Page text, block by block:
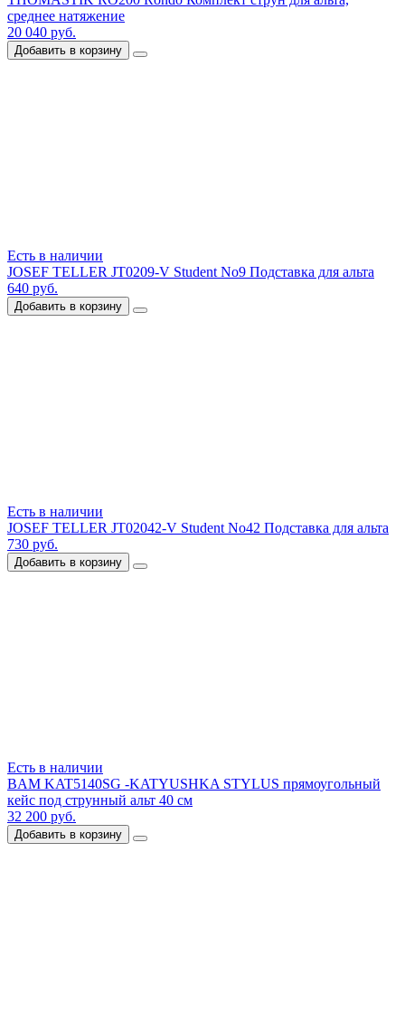
среднее натяжение
20 040 руб.
Добавить в корзину
Есть в наличии
JOSEF TELLER JT0209-V Student No9 Подставка для альта
640 руб.
Добавить в корзину
Есть в наличии
JOSEF TELLER JT02042-V Student No42 Подставка для альта
730 руб.
Добавить в корзину
Есть в наличии
BAM KAT5140SG -KATYUSHKA STYLUS прямоугольный
кейс под струнный альт 40 см
32 200 руб.
Добавить в корзину